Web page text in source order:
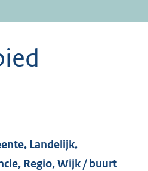
Landelijk,
Regio, Wijk / buurt